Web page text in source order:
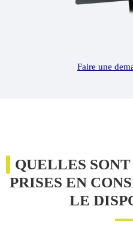
Faire une
QUELLES
PRISES EN
LE